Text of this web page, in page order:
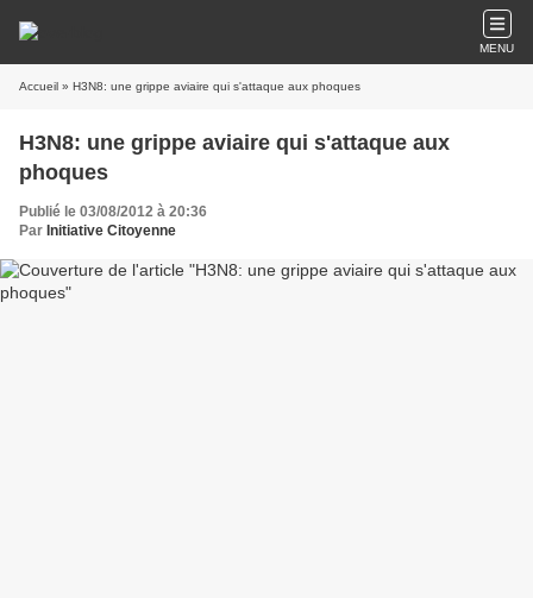
MENU
Accueil » H3N8: une grippe aviaire qui s'attaque aux phoques
H3N8: une grippe aviaire qui s'attaque aux
phoques
Publié le 03/08/2012 à 20:36
Par Initiative Citoyenne